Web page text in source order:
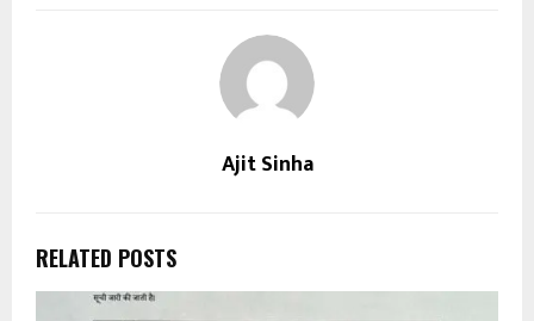
Ajit Sinha
RELATED POSTS